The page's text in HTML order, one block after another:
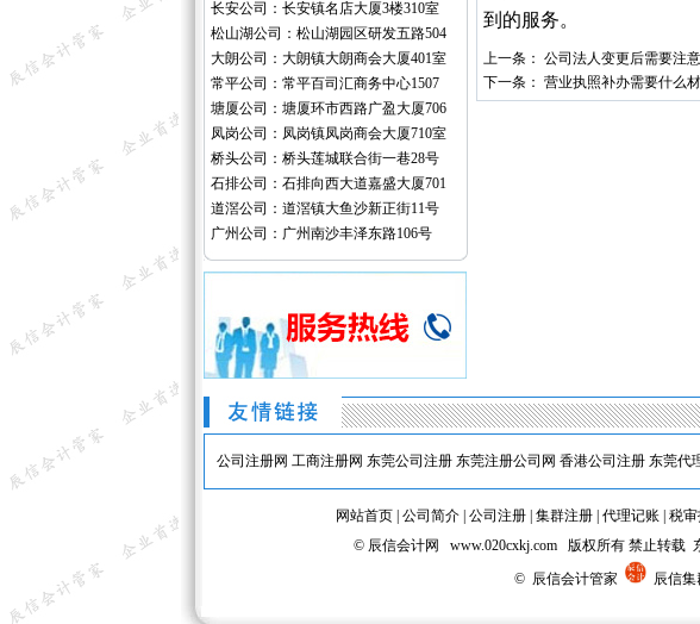
长安公司：长安镇名店大厦3楼310室
松山湖公司：松山湖园区研发五路504
大朗公司：大朗镇大朗商会大厦401室
常平公司：常平百司汇商务中心1507
塘厦公司：塘厦环市西路广盈大厦706
凤岗公司：凤岗镇凤岗商会大厦710室
桥头公司：桥头莲城联合街一巷28号
石排公司：石排向西大道嘉盛大厦701
道滘公司：道滘镇大鱼沙新正街11号
广州公司：广州南沙丰泽东路106号
到的服务。
上一条： 公司法人变更后需要注
下一条： 营业执照补办需要什么
公司注册网 工商注册网 东莞公司注册 东莞注册公司网 香港公司注册 东莞代
网站首页 公司简介 公司注册 集群注册 代理记账 税
© 辰信会计网 www.020cxkj.com 版权所有 禁止转载
© 辰信会计管家
辰信集